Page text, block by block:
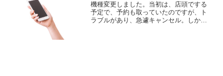
機種変更しました。当初は、店頭でする
予定で、予約も取っていたのですが、ト
ラブルがあり、急遽キャンセル。しか